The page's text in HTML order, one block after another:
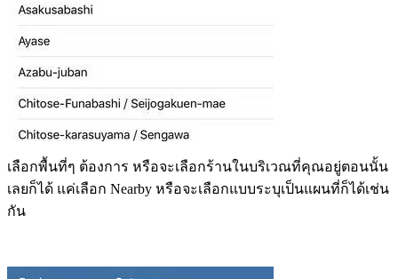
เลือกพื้นที่ๆ ต้องการ หรือจะเลือกร้านในบริเวณที่คุณอยู่ตอนนั้น
เลยก็ได้ แค่เลือก Nearby หรือจะเลือกแบบระบุเป็นแผนที่ก็ได้เช่น
กัน